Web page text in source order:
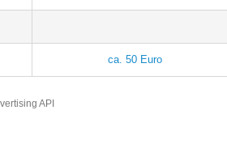
ca. 50 Euro
API